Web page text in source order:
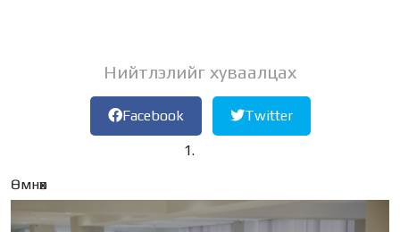
Нийтлэлийг хуваалцах
Facebook Twitter
Өмнөх